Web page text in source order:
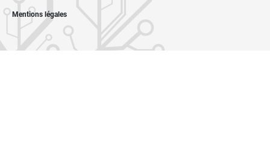
Mentions légales